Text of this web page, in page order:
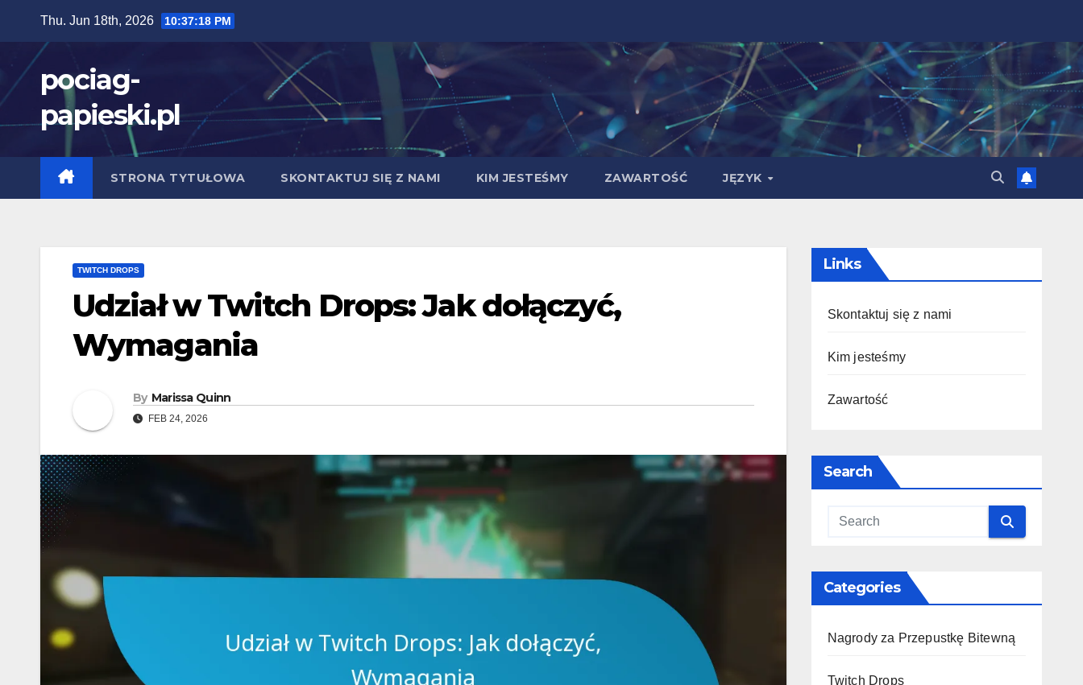
content
Thu. Jun 18th, 2026 10:37:19 PM
pociag-
papieski.pl
STRONA TYTUŁOWA SKONTAKTUJ SIĘ Z NAMI KIM JESTEŚMY ZAWARTOŚĆ JĘZYK
TWITCH DROPS
Udział w Twitch Drops: Jak dołączyć,
Wymagania
By Marissa Quinn
FEB 24, 2026
Links
Skontaktuj się z nami
Kim jesteśmy
Zawartość
Search
Categories
Nagrody za Przepustkę Bitewną
Twitch Drops